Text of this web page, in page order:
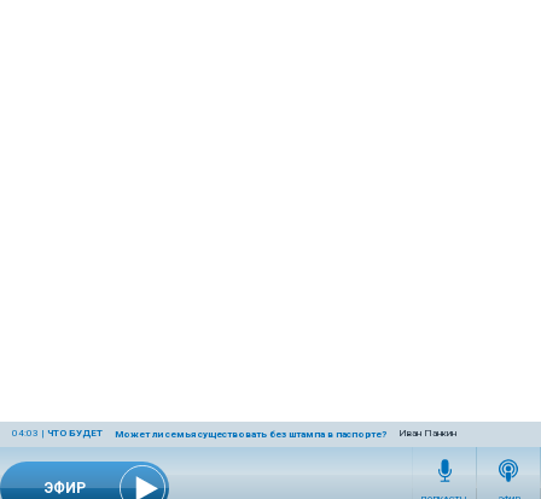
ЭФИР
04:03 | ЧТО БУДЕТ Может ли семья существовать без штампа в паспорте? Иван Панкин